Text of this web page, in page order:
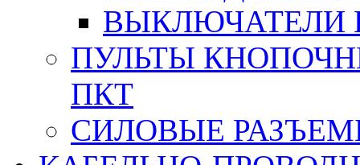
ВЫКЛЮЧАТЕЛИ
ПУЛЬТЫ
ПКТ
СИЛОВЫЕ